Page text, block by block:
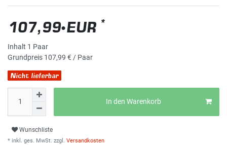
107,99 EUR *
Inhalt 1 Paar
Grundpreis 107,99 € / Paar
Nicht lieferbar
In den Warenkorb
Wunschliste
* inkl. ges. MwSt. zzgl. Versandkosten